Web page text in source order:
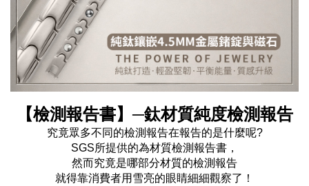
【檢測報告書】─鈦材質純度檢測報告
究竟眾多不同的檢測報告在報告的是什麼呢?
SGS所提供的為材質檢測報告書，
然而究竟是哪部分材質的檢測報告
就得靠消費者用雪亮的眼睛細細觀察了！